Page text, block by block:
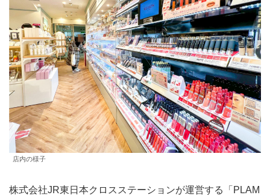
店内の様子
株式会社JR東日本クロスステーションが運営する「PLAM